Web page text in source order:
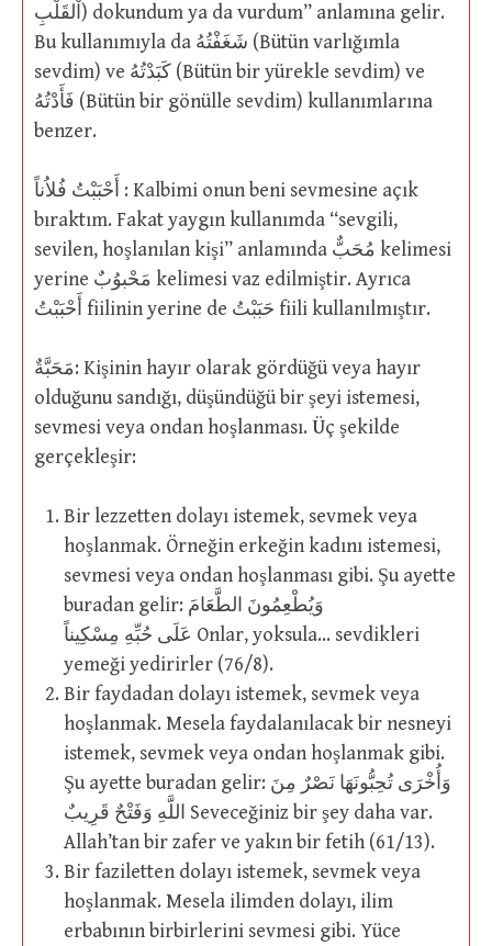
اْلقَلْبِ) dokundum ya da vurdum” anlamına gelir.
Bu kullanımıyla da شَغَفْتُهُ (Bütün varlığımla
sevdim) ve كَبَدْتُهُ (Bütün bir yürekle sevdim) ve
فَأَدْتُهُ (Bütün bir gönülle sevdim) kullanımlarına
benzer.
أَحْبَبْتُ فُلاُناً : Kalbimi onun beni sevmesine açık
bıraktım. Fakat yaygın kullanımda “sevgili,
sevilen, hoşlanılan kişi” anlamında مُحَبٌّ kelimesi
yerine مَحْبوُبٌ kelimesi vaz edilmiştir. Ayrıca
أَحْبَبْتُ fiilinin yerine de حَبَبْتُ fiili kullanılmıştır.
مَحَبَّةٌ: Kişinin hayır olarak gördüğü veya hayır
olduğunu sandığı, düşündüğü bir şeyi istemesi,
sevmesi veya ondan hoşlanması. Üç şekilde
gerçekleşir:
Bir lezzetten dolayı istemek, sevmek veya
hoşlanmak. Örneğin erkeğin kadını istemesi,
sevmesi veya ondan hoşlanması gibi. Şu ayette
buradan gelir: وَيُطْعِمُونَ الطَّعَامَ
عَلَى حُبِّهِ مِسْكِيناً Onlar, yoksula… sevdikleri
yemeği yedirirler (76/8).
Bir faydadan dolayı istemek, sevmek veya
hoşlanmak. Mesela faydalanılacak bir nesneyi
istemek, sevmek veya ondan hoşlanmak gibi.
Şu ayette buradan gelir: وَأُخْرَى تُحِبُّونَهَا نَصْرٌ مِنَ
اللَّهِ وَفَتْحٌ قَرِيبٌ Seveceğiniz bir şey daha var.
Allah’tan bir zafer ve yakın bir fetih (61/13).
Bir faziletten dolayı istemek, sevmek veya
hoşlanmak. Mesela ilimden dolayı, ilim
erbabının birbirlerini sevmesi gibi. Yüce